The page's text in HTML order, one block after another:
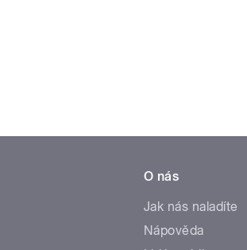
O nás
Jak nás naladíte
Nápověda